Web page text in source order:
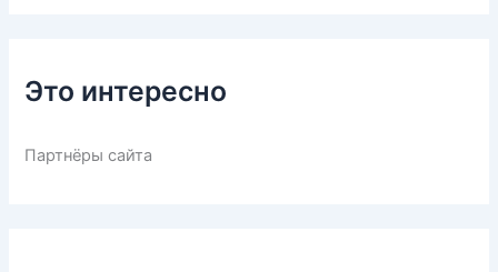
Это интересно
Партнёры сайта